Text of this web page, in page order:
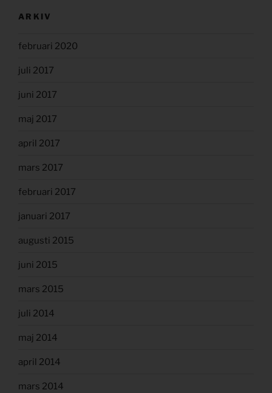
ARKIV
februari 2020
juli 2017
juni 2017
maj 2017
april 2017
mars 2017
februari 2017
januari 2017
augusti 2015
juni 2015
mars 2015
juli 2014
maj 2014
april 2014
mars 2014